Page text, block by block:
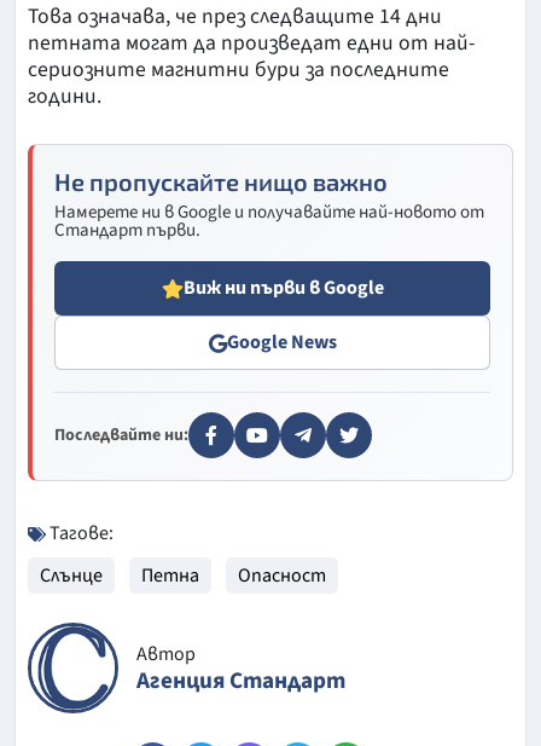
Това означава, че през следващите 14 дни
петната могат да произведат едни от най-
сериозните магнитни бури за последните
години.
Не пропускайте нищо важно
Намерете ни в Google и получавайте най-новото от
Стандарт първи.
Виж ни първи в Google
Google News
Последвайте ни:
Тагове:
Слънце
Петна Опасност
Автор
Агенция Стандарт